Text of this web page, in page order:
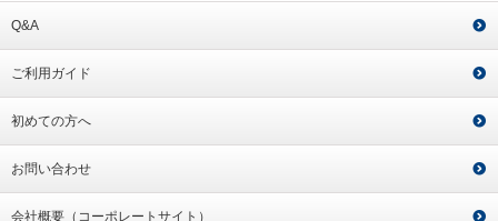
Q&A
ご利用ガイド
初めての方へ
お問い合わせ
会社概要（コーポレートサイト）